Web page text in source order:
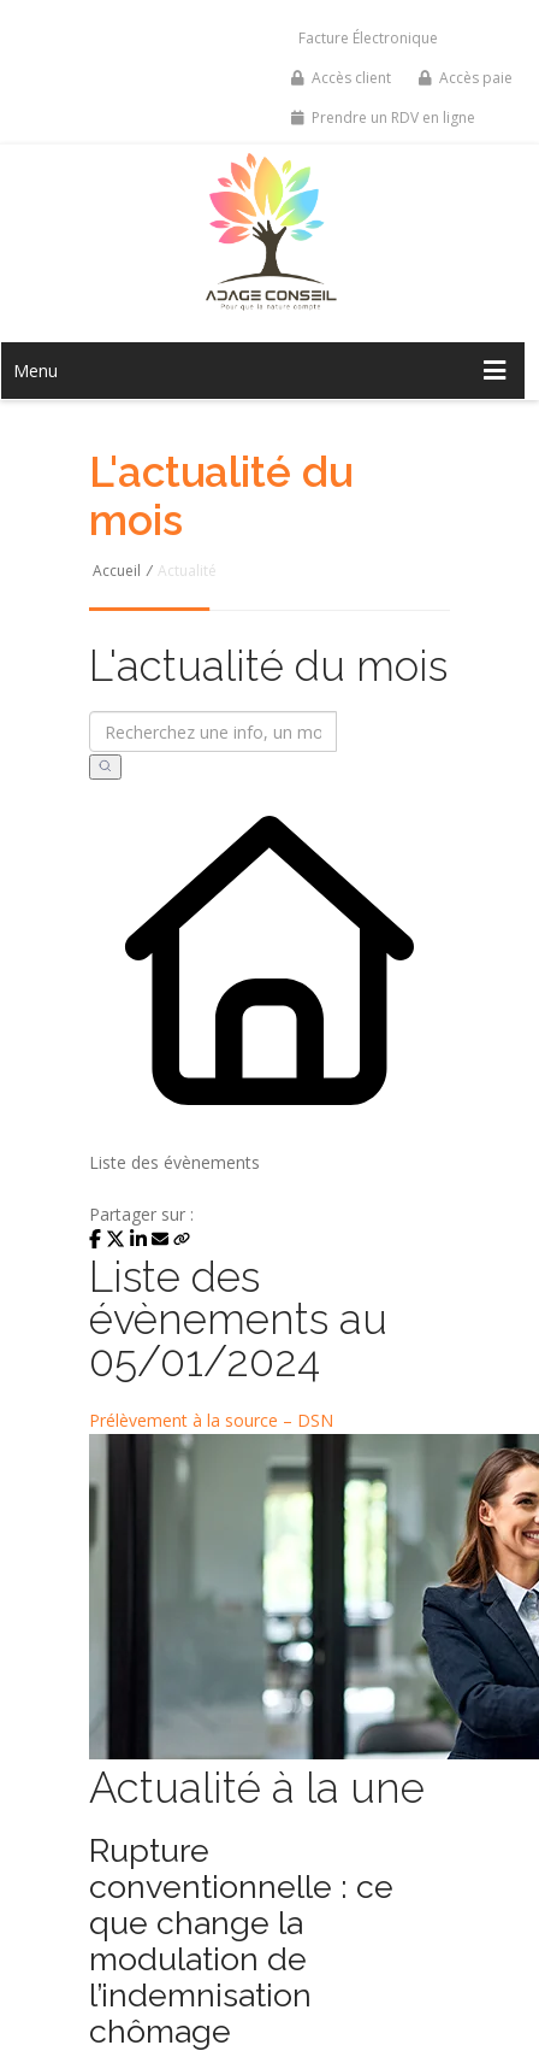
Facture Électronique
Accès client
Accès paie
Prendre un RDV en ligne
Menu
L'actualité du
mois
Accueil / Actualité
L'actualité du mois
Liste des évènements
Partager sur :
Liste des
évènements au
05/01/2024
Prélèvement à la source – DSN
Actualité à la une
Rupture
conventionnelle : ce
que change la
modulation de
l’indemnisation
chômage